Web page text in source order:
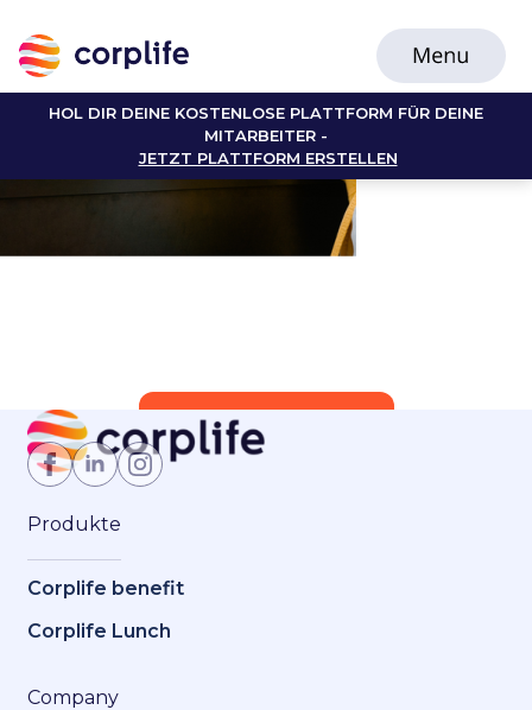
HOL DIR DEINE KOSTENLOSE PLATTFORM FÜR DEINE
MITARBEITER -
JETZT PLATTFORM ERSTELLEN
Jetzt Mitglied werden
Produkte
Corplife benefit
Corplife Lunch
Company